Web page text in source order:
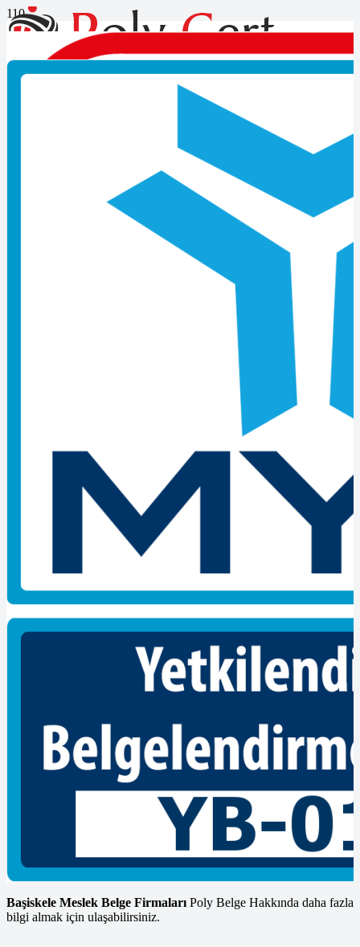
Başiskele Meslek Belge
Başiskele Meslek Belge Firmaları
Mesleki Belgeleri nasıl alınır sorusunun cevabını arıyorsanız doğru
yerdesiniz. Bireylerin MYK Mesleki Yeterlilik Belgesi alabilmeleri
için belge almak istedikleri mesleğe ait ulusal yeterliliğin olması ve
MYK tarafından bu ulusal yeterlilikte sınav ve belgelendirme
yapmak üzere yetkilendirilmiş belgelendirme kuruluşunun
bulunması gereklidir. Adaylar, belge almak istedikleri ulusal
yeterlilikte yetkilendirilişmiş belgelendirme kuruluşlarını arama
Poly Cert Belgelendirme ve eğitim hizmetleri mesleki yeterlilik
kurumu MYK tarafından yetki kapsamındaki ulusal yeterlililklere
göre sınav ve belgeledirme faaliyetlerini yürüten yetkilendirilmiş
belgelendirme kuruluşudur. Kendini sürekli geliştiren bir anlayışla;
tarafsızlık, dürüstlük, gizlilik ve güvenirlik ilkeleri doğrultusunda
adil, geçerli ve güvenilir yöntemler kullanarak sınav ve belgendirme
İnşaat meslekleri, elektrik meslekleri, metal meslekleri, mekanik
meslekleri, ulaştırma,lojistik ve haberleşme, ticaret meslekleri gibi
alanlarda koşul ve belgelendirme hizmeti vermektedir. Poly Cert
belgelendirme amacımız mesleki yeterlilik belgesi zorunluğu olan iş
kollarında istihdamcıların yüksek idari para cezalarıyla karşı karşıya
kalmamasını sağlamaktadır. Adayların sınavlarla iş gücü kaybına
neden olmadan sınavda başarılı olmasını sağlamak, başarılı olmasını
sağladığımız adayların belge ve sınav teşviklerinden yararlanmasını
kolaylaştırmak, Sınavı geçen tüm adayların elli dört aya ulaşabilen
sigorta teşviklerine ulaşımını basitleştirmek.
Konularında tecrübeli sektör temsilcileri ve eğitmenler ile
oluşturduğumuz birliktelik ile mesleki yeterlilik belgesi sınavına
hazırlık eğitim çalışmalarımızı mesleki yeterlilik kurumu standartları
yeterlilikleri kapsamında belgelendirme ve sınav sistemine uygun bir
şekilde hazırlamaktayız. Bununla birlikte isteğiniz doğrultusunda
belgendirme koşullarında hizmet vermiş bulunmaktadır. Gelecek
hayatlarınızda biz de pay sahibi olmaktansa yanınızda yer alıp
sizlerin MYK kuralları çerçevesinde yer almaktan gurur duyuyoruz.
Bir çok mesleki seviyelerinde uzman ekiplerimiz tarafından
değerlendirilmektesiniz. Seviyeleri en iyi şekilde aşama aşama
geçebilmektesiniz. Kurulan uzman ekiplerimiz sizlere nasıl bir yol
izlemeniz gerektiğini neler yapmalısınız sorularının cevaplarını
karşılamaktadır. Poly Cert Belgelendirme uzman ekip ve kadrosuyla
uzun zaman yaptığı işleri tecrübesiyle sizlere aktarmaktadır.
Başiskele Meslek Belge Firmaları Poly Belge Hakkında daha fazla
bilgi almak için ulaşabilirsiniz.